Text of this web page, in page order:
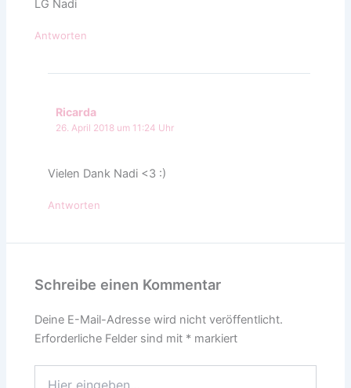
LG Nadi
Antworten
Ricarda
26. April 2018 um 11:24 Uhr
Vielen Dank Nadi <3 :)
Antworten
Schreibe einen Kommentar
Deine E-Mail-Adresse wird nicht veröffentlicht.
Erforderliche Felder sind mit * markiert